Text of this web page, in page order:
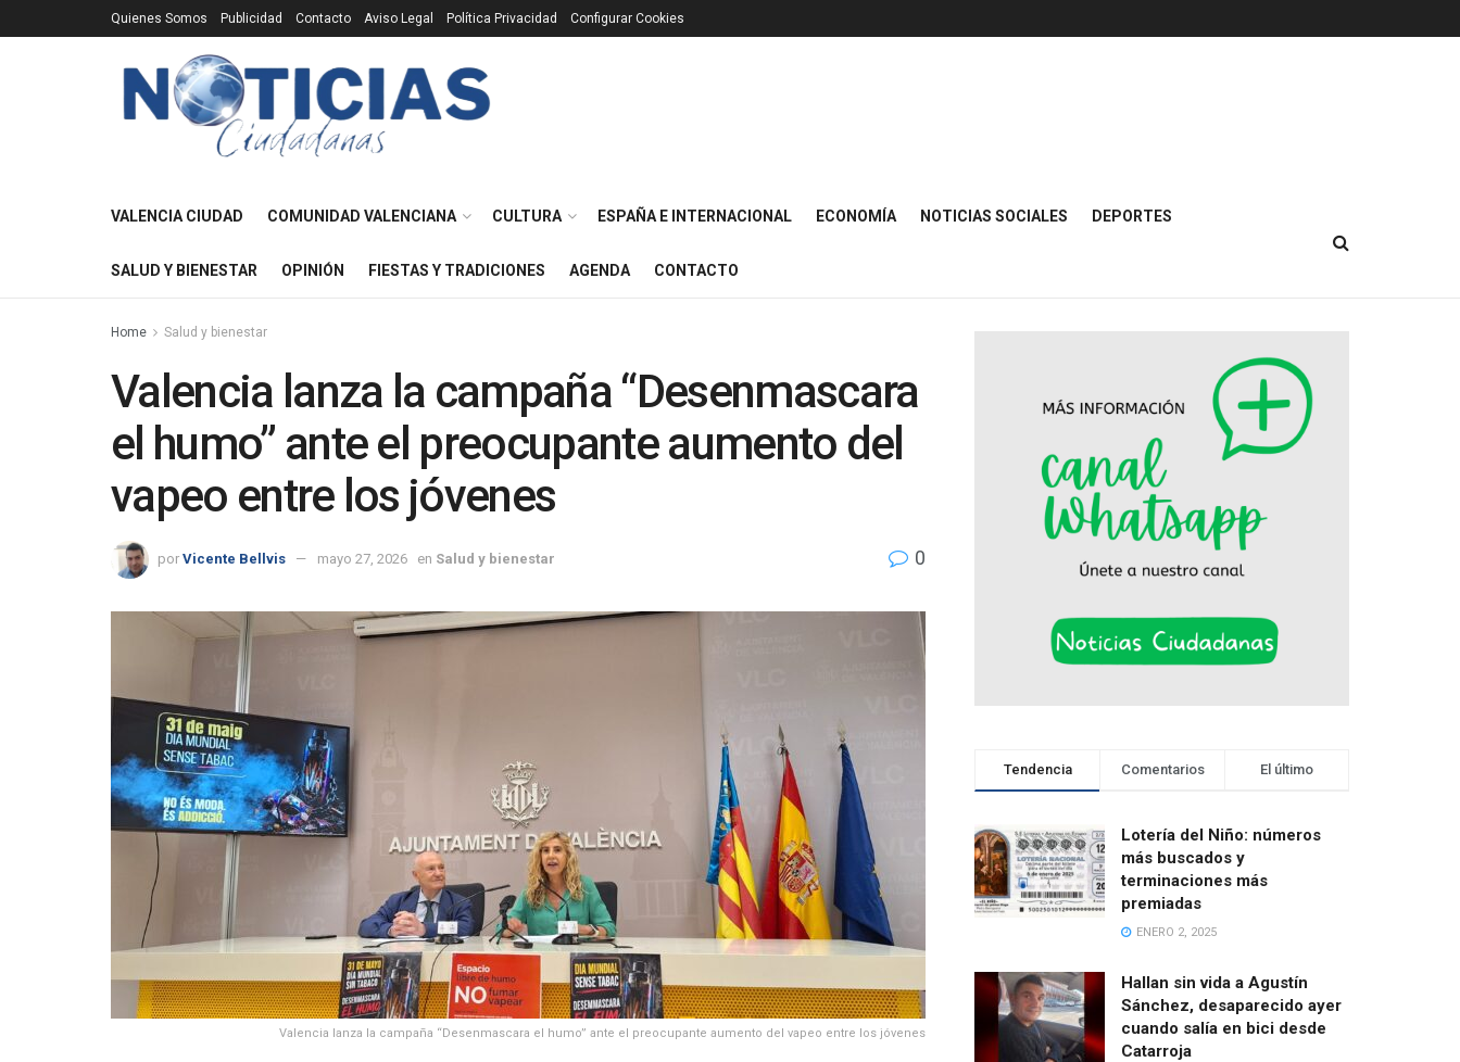
Quienes Somos Publicidad Contacto Aviso Legal Política Privacidad Configurar Cookies
VALENCIA CIUDAD COMUNIDAD VALENCIANA CULTURA ESPAÑA E INTERNACIONAL ECONOMÍA NOTICIAS SOCIALES DEPORTES
SALUD Y BIENESTAR OPINIÓN FIESTAS Y TRADICIONES AGENDA CONTACTO
Home Salud y bienestar
Valencia lanza la campaña “Desenmascara
el humo” ante el preocupante aumento del
vapeo entre los jóvenes
por Vicente Bellvis mayo 27, 2026 en Salud y bienestar 0
Valencia lanza la campaña “Desenmascara el humo” ante el preocupante aumento del vapeo entre los jóvenes
Tendencia Comentarios El último
Lotería del Niño: números
más buscados y
terminaciones más
premiadas
ENERO 2, 2025
Hallan sin vida a Agustín
Sánchez, desaparecido ayer
cuando salía en bici desde
Catarroja